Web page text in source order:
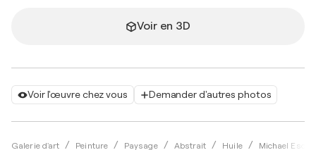
Voir l'œuvre chez vous Demander d'autres photos
Galerie d'art Peinture Paysage Abstrait Huile Michael Escott
Voir en 3D